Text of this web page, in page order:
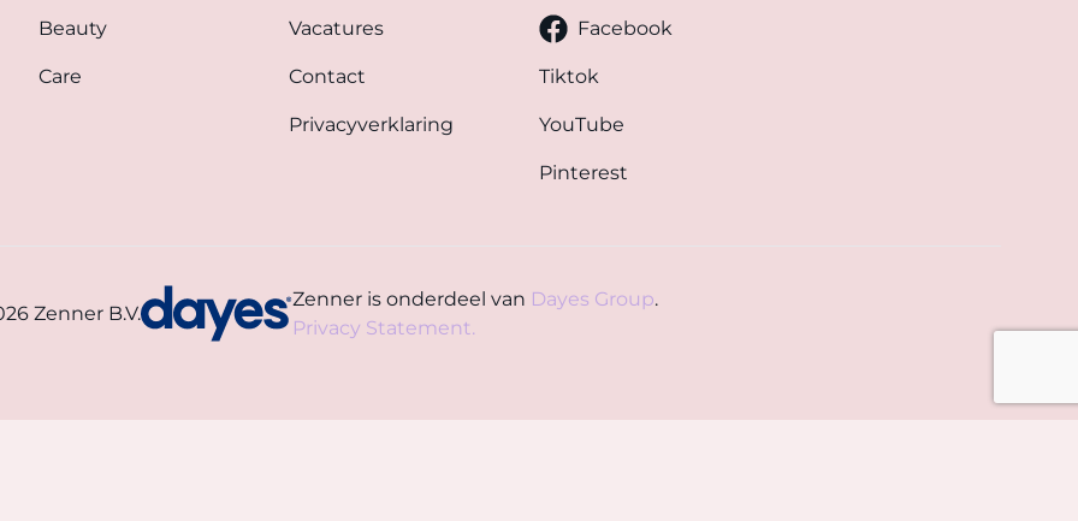
Beauty
Care
Vacatures
Contact
Privacyverklaring
Facebook
Tiktok
YouTube
Pinterest
Zenner B.V.
Zenner is onderdeel van Dayes Group.
Privacy Statement.